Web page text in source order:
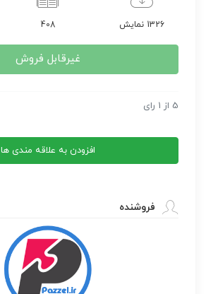
1326 نمایش 408
غیرقابل فروش
کتاب سرگذشت فیزیک
5 از 1 رای
افزودن به علاقه مندی ها
فروشنده